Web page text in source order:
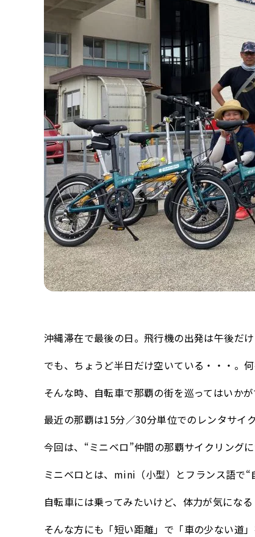
沖縄滞在で最後の日。飛行機の出発は午後だ
でも、ちょうど半日だけ空いている・・・。
そんな時、自転車で那覇の街を巡ってはいかが
最近の那覇は15分／30分単位でのレンタサイ
今回は、“ミニベロ”仲間の那覇サイクリング
ミニベロとは、mini（小型）とフランス語で“
自転車には乗ってみたいけど、体力が気にな
そんな方にも「短い距離」で「車の少ない道